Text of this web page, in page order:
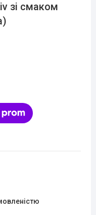
зі смаком